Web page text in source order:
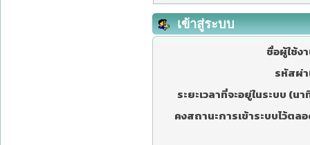
เข้าสู่ระบบ
ชื่อผู้ใช้ง
รหัสผ่
ระยะเวลาที่จะอยู่ในระบบ (นา
คงสถานะการเข้าระบบไว้ตล